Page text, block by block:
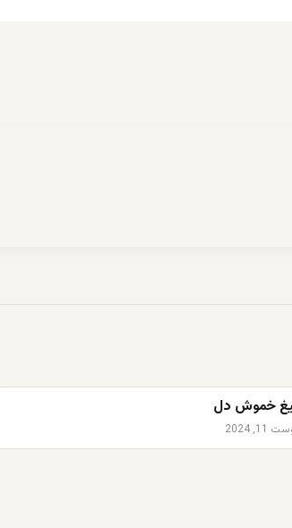
خموش دل
11, 2024